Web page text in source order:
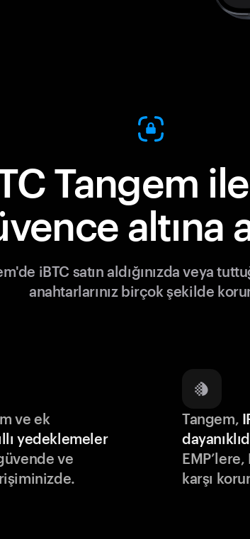
Tangem
altına
iBTC satın aldığınızda veya
anahtarlarınız birçok şekilde
ve ek
yedeklemeler
ve
Tangem,
EMP’lere,
karşı